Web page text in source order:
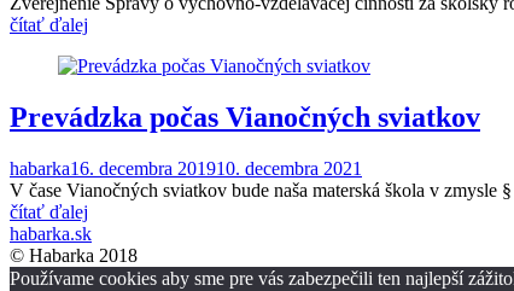
čítať ďalej
Prevádzka počas Vianočných sviatkov
habarka16. decembra 201910. decembra 2021
V čase Vianočných sviatkov bude naša materská škola v zmysle
čítať ďalej
habarka.sk
© Habarka 2018
Používame cookies aby sme pre vás zabezpečili ten najlepší